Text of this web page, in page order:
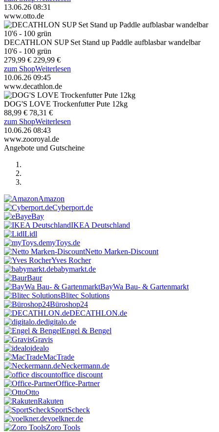
13.06.26 08:31
www.otto.de
DECATHLON SUP Set Stand up Paddle aufblasbar wandelbar
10'6 - 100 grün
279,99 € 229,99 €
zum ShopWeiterlesen
10.06.26 09:45
www.decathlon.de
DOG'S LOVE Trockenfutter Pute 12kg
88,99 € 78,31 €
zum ShopWeiterlesen
10.06.26 08:43
www.zooroyal.de
Angebote und Gutscheine
Amazon
Cyberport.de
eBay
IKEA Deutschland
Lidl
myToys.de
Netto Marken-Discount
Yves Rocher
babymarkt.de
Baur
BayWa Bau- & Gartenmarkt
Blitec Solutions
Büroshop24
DECATHLON.de
digitalo.de
Engel & Bengel
Gravis
idealo
MacTrade
Neckermann.de
office discount
Office-Partner
Otto
Rakuten
SportScheck
voelkner.de
Zoro Tools